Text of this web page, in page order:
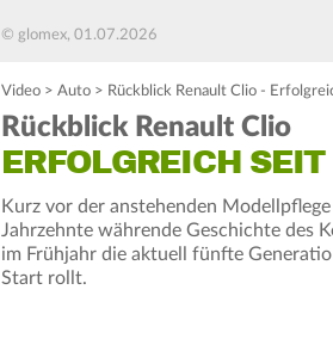
© glomex, 01.07.2026
Video > Auto > Rückblick Renault Clio -
Rückblick Renault Clio
ERFOLGREICH
Kurz vor der anstehenden
Jahrzehnte währende Geschichte des
im Frühjahr die aktuell fünfte
Start rollt.